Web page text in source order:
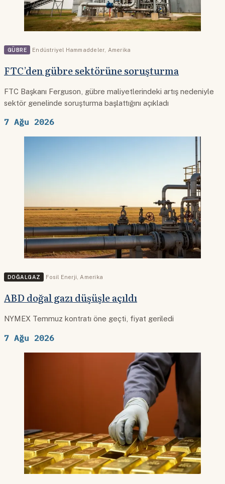
GÜBRE Endüstriyel Hammaddeler Amerika
FTC’den gübre sektörüne soruşturma
FTC Başkanı Ferguson, gübre maliyetlerindeki artış nedeniyle
sektör genelinde soruşturma başlattığını açıkladı
7 Ağu 2026
DOĞALGAZ Fosil Enerji Amerika
ABD doğal gazı düşüşle açıldı
NYMEX Temmuz kontratı öne geçti, fiyat geriledi
7 Ağu 2026